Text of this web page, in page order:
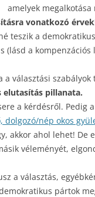
amelyek
vonatkozó érvek
teszik a
(lásd a kompenzációs
választási
pillanata.
a kérdésről. Pedig
dolgozó/nép okos
akkor ahol lehet! De
véleményét,
a választás,
pártok